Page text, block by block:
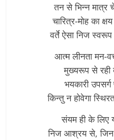
तन से भिन्न मात्र
चारित्र-मोह का
वर्ते ऐसा निज
आत्म लीनता मन-
मुख्यरूप से रही
भयकारी उपसर्ग
किन्तु न होवेगा
संयम ही के लिए
निज आश्रय से,